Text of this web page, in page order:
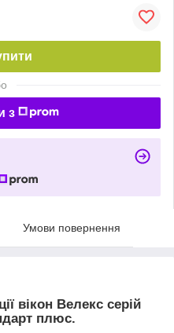
з
Умови повернення
вікон Велекс серій
плюс.